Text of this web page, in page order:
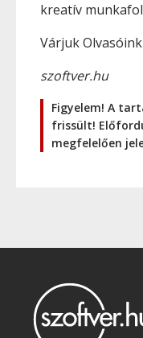
kreatív
Várjuk
szoftver.hu
Figyelem! A
frissült!
megfelelően